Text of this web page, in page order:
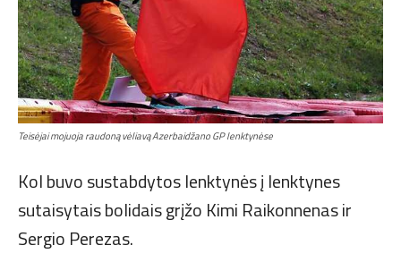
Teisėjai mojuoja raudoną vėliavą Azerbaidžano GP lenktynėse
Kol buvo sustabdytos lenktynės į lenktynes
sutaisytais bolidais grįžo Kimi Raikonnenas ir
Sergio Perezas.